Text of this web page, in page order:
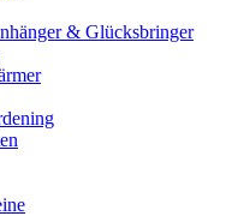
& Glücksbringer